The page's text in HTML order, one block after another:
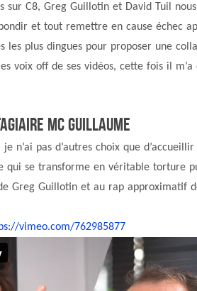
sur C8, Greg Guillotin et David Tuil
et tout remettre en cause échec
les plus dingues pour proposer une
voix off de ses vidéos, cette fois il
MC Guillaume
n’ai pas d’autres choix que
qui se transforme en véritable torture
Greg Guillotin et au rap approximatif
vimeo.com/762985877